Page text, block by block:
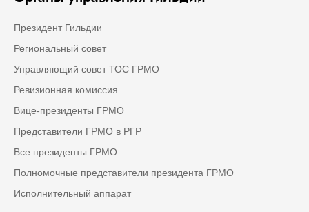
Президент Гильдии
Региональный совет
Управляющий совет ТОС ГРМО
Ревизионная комиссия
Вице-президенты ГРМО
Представители ГРМО в РГР
Все президенты ГРМО
Полномочные представители президента ГРМО
Исполнительный аппарат